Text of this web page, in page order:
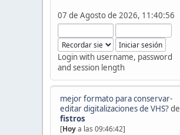
07 de Agosto de 2026, 11:40:56
Login with username, password
and session length
mejor formato para conservar-
editar digitalizaciones de VHS?de
fistros
[Hoya las 09:46:42]